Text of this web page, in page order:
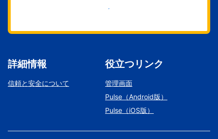
今すぐ始める
詳細情報
信頼と安全について
役立つリンク
管理画面
Pulse（Android版）
Pulse（iOS版）